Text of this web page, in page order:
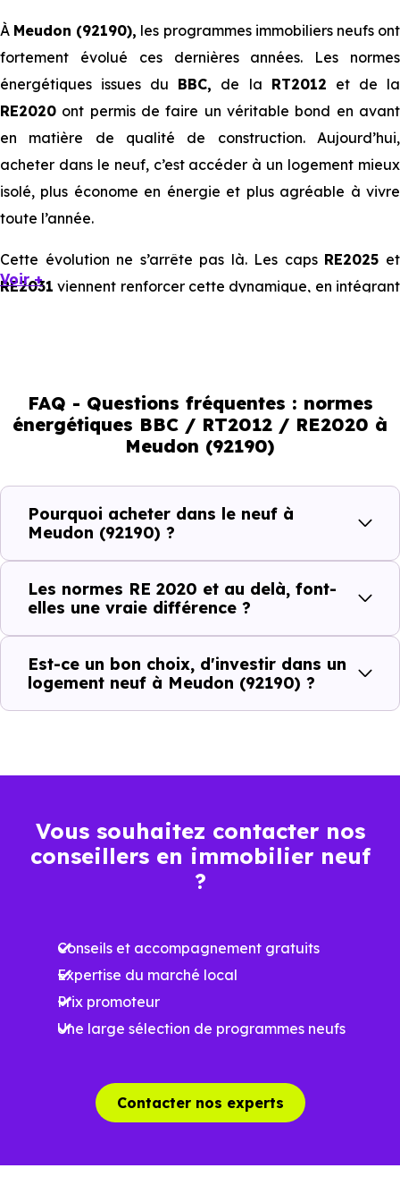
À Meudon (92190), les programmes immobiliers neufs ont
fortement évolué ces dernières années. Les normes
énergétiques issues du BBC, de la RT2012 et de la
RE2020 ont permis de faire un véritable bond en avant
en matière de qualité de construction. Aujourd’hui,
acheter dans le neuf, c’est accéder à un logement mieux
isolé, plus économe en énergie et plus agréable à vivre
toute l’année.
Cette évolution ne s’arrête pas là. Les caps RE2025 et
RE2031 viennent renforcer cette dynamique, en intégrant
immobilier, en valorisant les biens les plus performants.
En résumé :
Normes énergétiques de
l’immobilier neuf
BBC, RT2012, RE2020
Isolations thermiques
et phoniques
Économies
mensuelles sur les
Plus grande
Espaces ouverts
…
RE2025 et RE2031
à la construction
améliorées
environnemental
réduit
Voir +
FAQ - Questions fréquentes : normes
énergétiques BBC / RT2012 / RE2020 à
Meudon (92190)
Pourquoi acheter dans le neuf à
Meudon (92190) ?
Les normes RE 2020 et au delà, font-
elles une vraie différence ?
Est-ce un bon choix, d'investir dans un
logement neuf à Meudon (92190) ?
Vous souhaitez contacter nos
conseillers en immobilier neuf
?
Conseils et accompagnement gratuits
Expertise du marché local
Prix promoteur
Une large sélection de programmes neufs
Contacter nos experts